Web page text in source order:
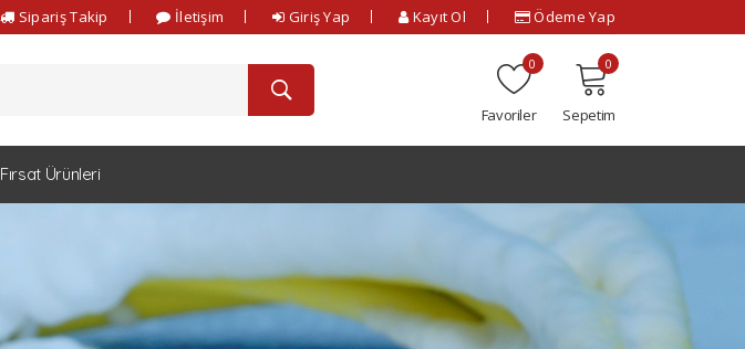
Sipariş Takip İletişim Giriş Yap Kayıt Ol Ödeme Yap
Favoriler
0
Sepetim
0
Fırsat Ürünleri